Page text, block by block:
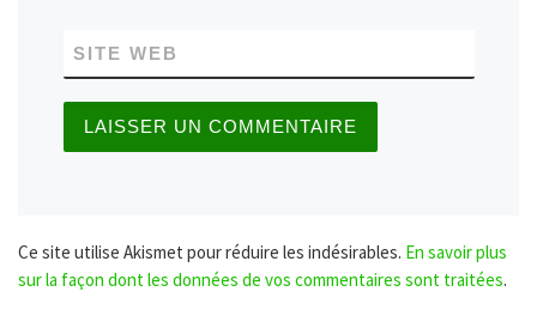
SITE WEB
Ce site utilise Akismet pour réduire les indésirables. En savoir plus
sur la façon dont les données de vos commentaires sont traitées.